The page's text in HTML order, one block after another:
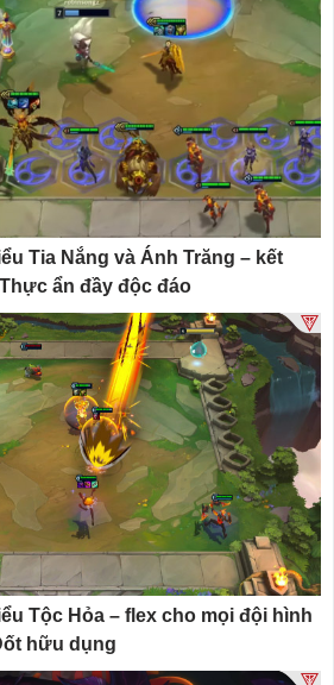
Tia Nắng và Ánh Trăng – kết
ẩn đầy độc đáo
Tộc Hỏa – flex cho mọi đội hình
hữu dụng